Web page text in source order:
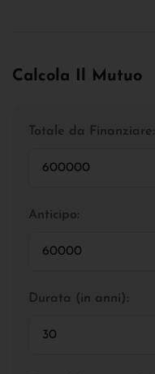
Calcola Il Mutuo
Totale da Finanziare:
Anticipo:
Durata (in anni):